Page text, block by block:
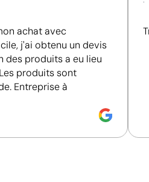
achat avec
j'ai obtenu un devis
des produits a eu lieu
produits sont
Entreprise à